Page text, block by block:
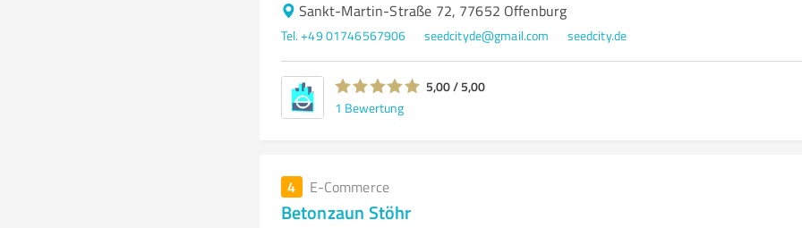
Sankt-Martin-Straße 72, 77652 Offenburg
Tel. +49 01746567906 seedcityde@gmail.com seedcity.de
5,00 / 5,00
1 Bewertung
4 E-Commerce
Betonzaun Stöhr